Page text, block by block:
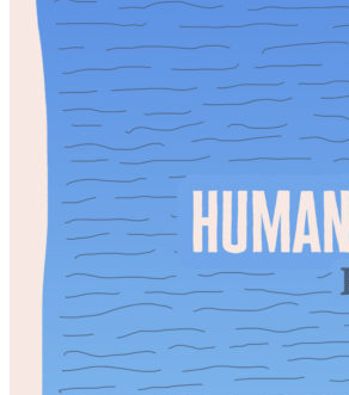
Escriben & participan
Actualidad y sociedad
Educación
Literatura